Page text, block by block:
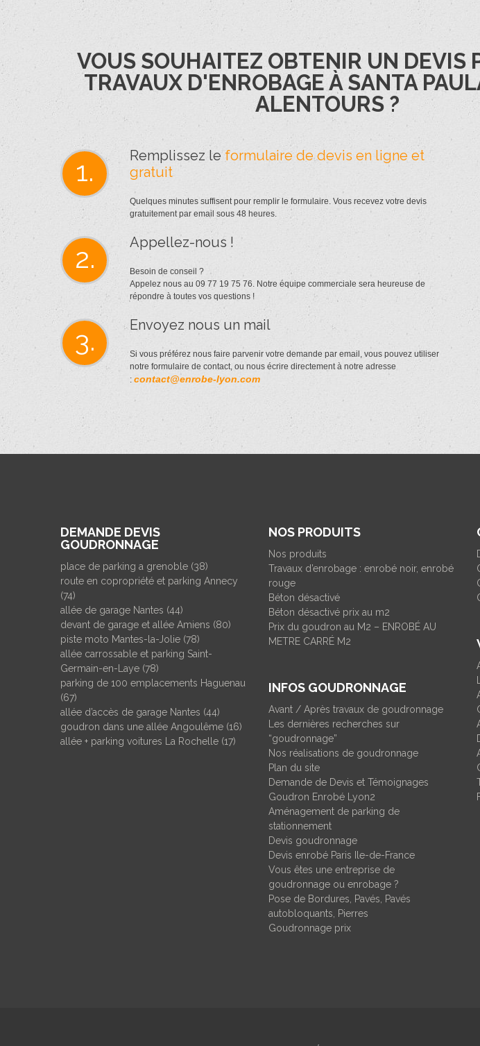
VOUS SOUHAITEZ OBTENIR UN DEVIS
TRAVAUX D'ENROBAGE À SANTA
ALENTOURS ?
1. Remplissez le formulaire de devis en ligne et
gratuit
Quelques minutes suffisent pour remplir le formulaire. Vous recevez votre devis
gratuitement par email sous 48 heures.
2. Appellez-nous !
Besoin de conseil ?
Appelez nous au 09 77 19 75 76. Notre équipe commerciale sera heureuse de
répondre à toutes vos questions !
3. Envoyez nous un mail
Si vous préférez nous faire parvenir votre demande par email, vous pouvez utiliser
notre formulaire de contact, ou nous écrire directement à notre adresse
: contact@enrobe-lyon.com
DEMANDE DEVIS
GOUDRONNAGE
place de parking a grenoble (38)
route en copropriété et parking Annecy
(74)
allée de garage Nantes (44)
devant de garage et allée Amiens (80)
piste moto Mantes-la-Jolie (78)
allée carrossable et parking Saint-
Germain-en-Laye (78)
parking de 100 emplacements Haguenau
(67)
allée d’accès de garage Nantes (44)
goudron dans une allée Angoulême (16)
allée + parking voitures La Rochelle (17)
NOS PRODUITS
Nos produits
Travaux d’enrobage : enrobé noir, enrobé
rouge
Béton désactivé
Béton désactivé prix au m2
Prix du goudron au M2 – ENROBÉ AU
METRE CARRÉ M2
INFOS GOUDRONNAGE
Avant / Après travaux de goudronnage
Les dernières recherches sur
“goudronnage”
Nos réalisations de goudronnage
Plan du site
Demande de Devis et Témoignages
Goudron Enrobé Lyon2
Aménagement de parking de
stationnement
Devis goudronnage
Devis enrobé Paris Ile-de-France
Vous êtes une entreprise de
goudronnage ou enrobage ?
Pose de Bordures, Pavés, Pavés
autobloquants, Pierres
Goudronnage prix